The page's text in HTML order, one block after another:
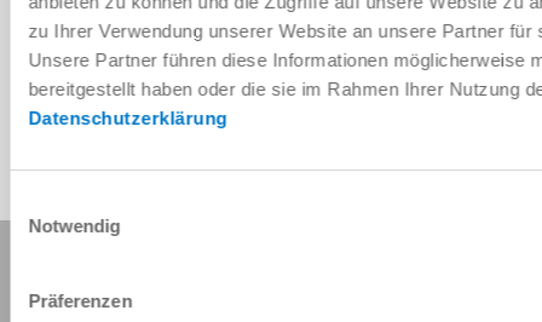
zu Ihrer Verwendung unserer Website an unsere Partner
Unsere Partner führen diese Informationen möglicherweise
bereitgestellt haben oder die sie im Rahmen Ihrer Nutzung
Datenschutzerklärung
Notwendig
Präferenzen
Télécharger